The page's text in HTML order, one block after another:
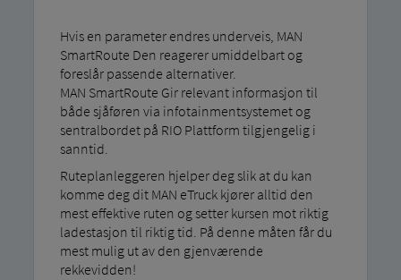
Hvis en parameter endres underveis, MAN
SmartRoute Den reagerer umiddelbart og
foreslår passende alternativer.
MAN SmartRoute Gir relevant informasjon til
både sjåføren via infotainmentsystemet og
sentralbordet på RIO Plattform tilgjengelig i
sanntid.
Ruteplanleggeren hjelper deg slik at du kan
komme deg dit MAN eTruck kjører alltid den
mest effektive ruten og setter kursen mot riktig
ladestasjon til riktig tid. På denne måten får du
mest mulig ut av den gjenværende
rekkevidden!